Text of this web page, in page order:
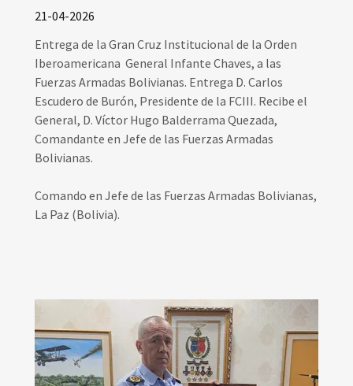
21-04-2026
Entrega de la Gran Cruz Institucional de la Orden
Iberoamericana General Infante Chaves, a las
Fuerzas Armadas Bolivianas. Entrega D. Carlos
Escudero de Burón, Presidente de la FCIII. Recibe el
General, D. Víctor Hugo Balderrama Quezada,
Comandante en Jefe de las Fuerzas Armadas
Bolivianas.
Comando en Jefe de las Fuerzas Armadas Bolivianas,
La Paz (Bolivia).